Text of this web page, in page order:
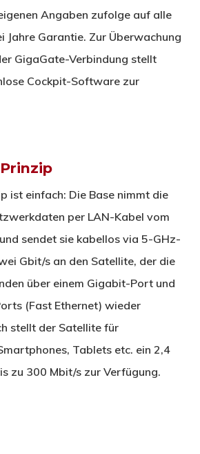
Angaben zufolge auf alle
Jahre Garantie. Zur Überwachung
GigaGate-Verbindung stellt
Cockpit-Software zur
ist einfach: Die Base nimmt die
per LAN-Kabel vom
sendet sie kabellos via 5-GHz-
Gbit/s an den Satellite, der die
über einem Gigabit-Port und
(Fast Ethernet) wieder
stellt der Satellite für
Tablets etc. ein 2,4
zu 300 Mbit/s zur Verfügung.